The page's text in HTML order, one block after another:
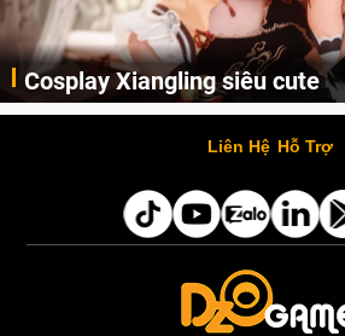
Cosplay Xiangling siêu cute
Liên Hệ Hỗ Trợ